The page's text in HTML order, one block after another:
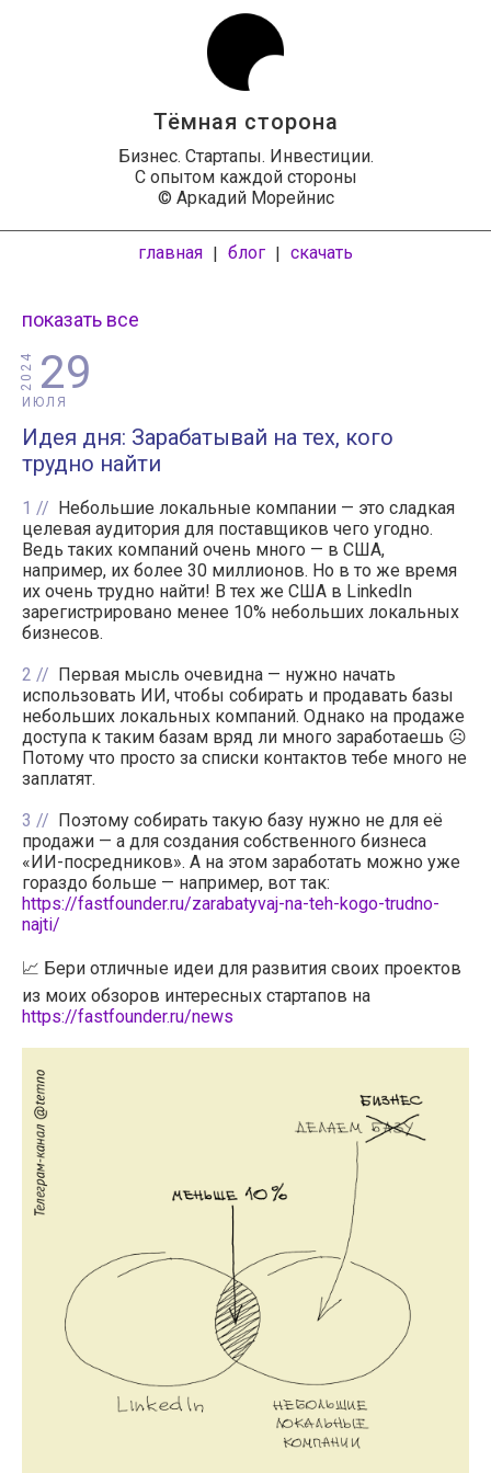
Тёмная сторона
Бизнес. Стартапы. Инвестиции.
С опытом каждой стороны
© Аркадий Морейнис
главная | блог | скачать
показать все
29
ИЮЛЯ
2024
Идея дня: Зарабатывай на тех, кого
трудно найти
1
Небольшие локальные компании — это сладкая
целевая аудитория для поставщиков чего угодно.
Ведь таких компаний очень много — в США,
например, их более 30 миллионов. Но в то же время
их очень трудно найти! В тех же США в LinkedIn
зарегистрировано менее 10% небольших локальных
бизнесов.
2
Первая мысль очевидна — нужно начать
использовать ИИ, чтобы собирать и продавать базы
небольших локальных компаний. Однако на продаже
доступа к таким базам вряд ли много заработаешь ☹️
Потому что просто за списки контактов тебе много не
заплатят.
3
Поэтому собирать такую базу нужно не для её
продажи — а для создания собственного бизнеса
«ИИ-посредников». А на этом заработать можно уже
гораздо больше — например, вот так:
https://fastfounder.ru/zarabatyvaj-na-teh-kogo-trudno-
najti/
📈 Бери отличные идеи для развития своих проектов
из моих обзоров интересных стартапов на
https://fastfounder.ru/news